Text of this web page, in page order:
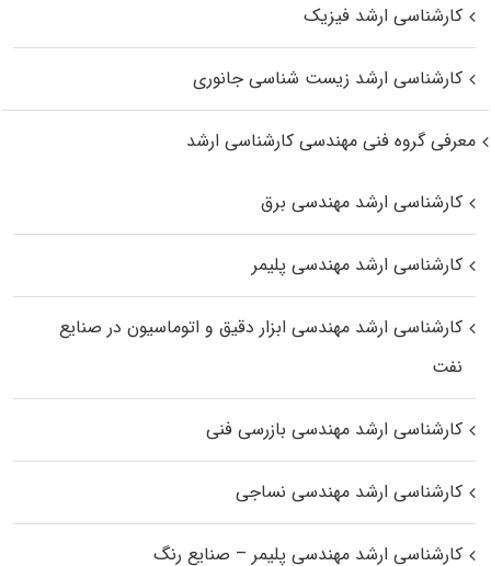
کارشناسی ارشد فیزیک
کارشناسی ارشد زیست‌ شناسی جانوری
معرفی گروه فنی مهندسی کارشناسی ارشد
کارشناسی ارشد مهندسی برق
کارشناسی ارشد مهندسی پلیمر
کارشناسی ارشد مهندسی ابزار دقیق و اتوماسیون در صنایع
نفت
کارشناسی ارشد مهندسی بازرسی فنی
کارشناسی ارشد مهندسی نساجی
کارشناسی ارشد مهندسی پلیمر – صنایع رنگ